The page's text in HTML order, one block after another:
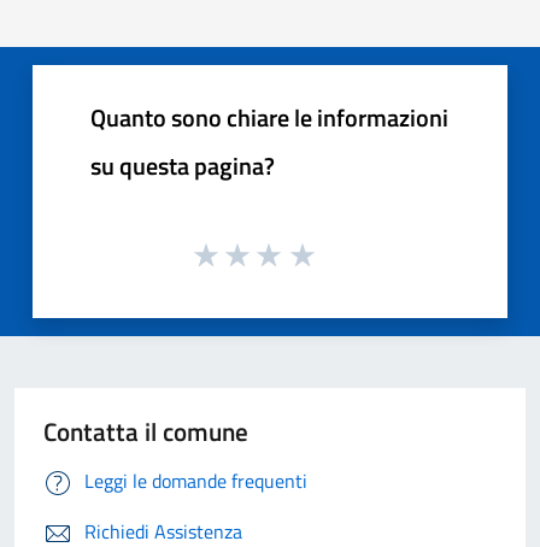
Quanto sono chiare le informazioni
su questa pagina?
Contatta il comune
Leggi le domande frequenti
Richiedi Assistenza